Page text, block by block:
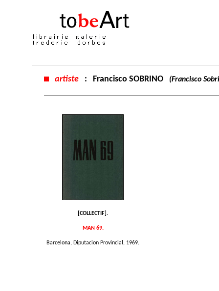
artiste : Francisco SOBRINO (Francisco
[COLLECTIF].
MAN 69.
Barcelona, Diputacion Provincial, 1969.